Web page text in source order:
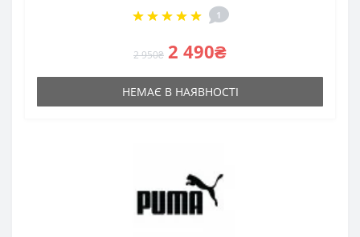
1
2 950₴ 2 490₴
НЕМАЄ В НАЯВНОСТІ